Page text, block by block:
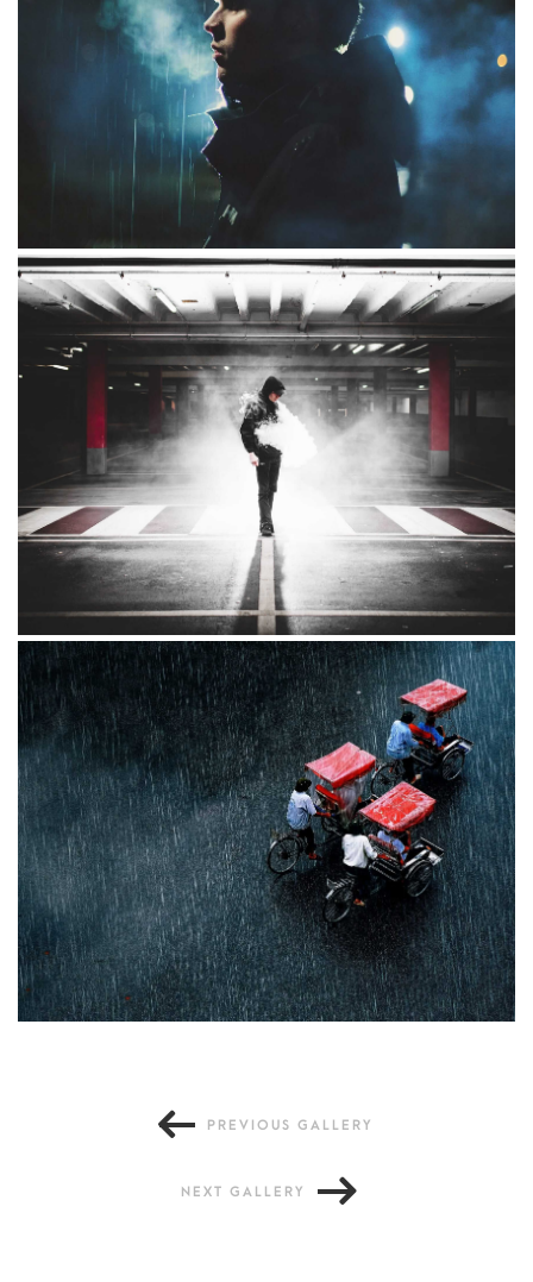
Vestibulum
Ponvallis
Consectetur
Laoreet
PREVIOUS GALLERY
NEXT GALLERY